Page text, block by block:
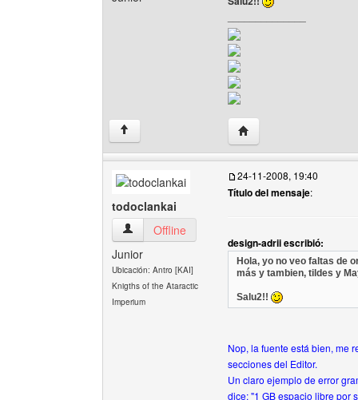
↑ Visitar sitio web del
todoclankai
todoclankai Ver perfil del usuario
Offline
Junior
Ubicación: Antro [KAI]
Knigths of the Ataractic
Imperium
24-11-2008, 19:40
Título del mensaje:
design-adrii escribió:
Hola, yo no veo faltas de
más y tambien, tildes y
Salu2!!
Nop, la fuente está bien, me
secciones del Editor.
Un claro ejemplo de error
dice: "1 GB espacio libre por